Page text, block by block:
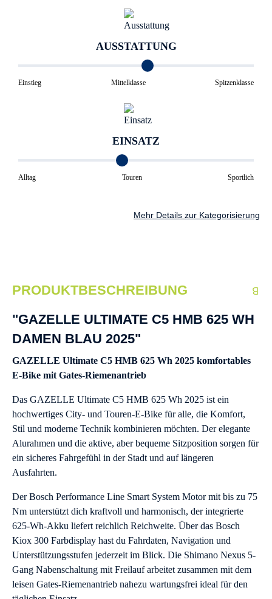
AUSSTATTUNG
Einstieg Mittelklasse Spitzenklasse
EINSATZ
Alltag Touren Sportlich
Mehr Details zur Kategorisierung
PRODUKTBESCHREIBUNG
"GAZELLE ULTIMATE C5 HMB 625 WH
DAMEN BLAU 2025"
GAZELLE Ultimate C5 HMB 625 Wh 2025 komfortables
E-Bike mit Gates-Riemenantrieb
Das GAZELLE Ultimate C5 HMB 625 Wh 2025 ist ein
hochwertiges City- und Touren-E-Bike für alle, die Komfort,
Stil und moderne Technik kombinieren möchten. Der elegante
Alurahmen und die aktive, aber bequeme Sitzposition sorgen für
ein sicheres Fahrgefühl in der Stadt und auf längeren
Ausfahrten.
Der Bosch Performance Line Smart System Motor mit bis zu 75
Nm unterstützt dich kraftvoll und harmonisch, der integrierte
625-Wh-Akku liefert reichlich Reichweite. Über das Bosch
Kiox 300 Farbdisplay hast du Fahrdaten, Navigation und
Unterstützungsstufen jederzeit im Blick. Die Shimano Nexus 5-
Gang Nabenschaltung mit Freilauf arbeitet zusammen mit dem
leisen Gates-Riemenantrieb nahezu wartungsfrei ideal für den